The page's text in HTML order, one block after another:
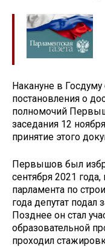
Накануне в
постановления о
полномочий
заседания 12
принятие этого
Первышов был
сентября 2021
парламента по
года депутат подал
Позднее он стал
образовательной
проходил